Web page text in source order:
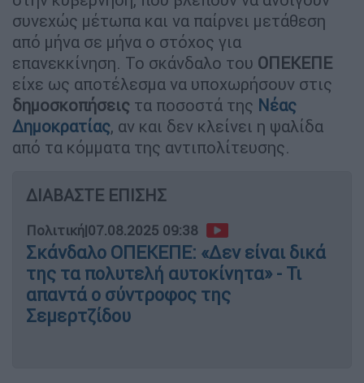
συνεχώς μέτωπα και να παίρνει μετάθεση
από μήνα σε μήνα ο στόχος για
επανεκκίνηση. Το σκάνδαλο του ΟΠΕΚΕΠΕ
είχε ως αποτέλεσμα να υποχωρήσουν στις
δημοσκοπήσεις τα ποσοστά της Νέας
Δημοκρατίας, αν και δεν κλείνει η ψαλίδα
από τα κόμματα της αντιπολίτευσης.
ΔΙΑΒΑΣΤΕ ΕΠΙΣΗΣ
Πολιτική|07.08.2025 09:38
Σκάνδαλο ΟΠΕΚΕΠΕ: «Δεν είναι δικά
της τα πολυτελή αυτοκίνητα» - Τι
απαντά ο σύντροφος της
Σεμερτζίδου